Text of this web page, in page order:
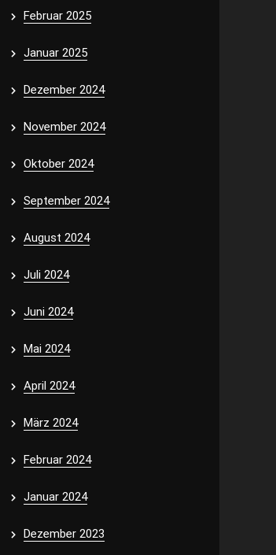
Februar 2025
Januar 2025
Dezember 2024
November 2024
Oktober 2024
September 2024
August 2024
Juli 2024
Juni 2024
Mai 2024
April 2024
März 2024
Februar 2024
Januar 2024
Dezember 2023